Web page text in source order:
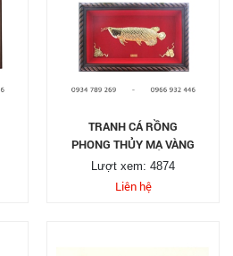
TRANH CÁ RỒNG
PHONG THỦY MẠ VÀNG
Lượt xem: 4874
Liên hệ